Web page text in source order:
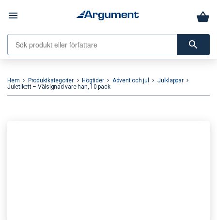
menu
search
Hem keyboard_arrow_right Produktkategorier keyboard_arrow_right Högtider keyboard_arrow_right Advent och jul keyboard_arrow_right Julklappar keyboard_arrow_right
Juletikett – Välsignad vare han, 10-pack